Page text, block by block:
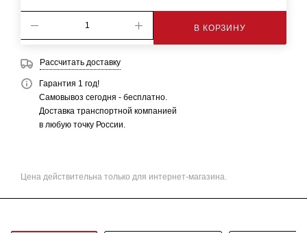
В КОРЗИНУ
Рассчитать доставку
Гарантия 1 год!
Самовывоз сегодня - бесплатно.
Доставка транспортной компанией
в любую точку России.
Цена действительна только для интернет-магазина.